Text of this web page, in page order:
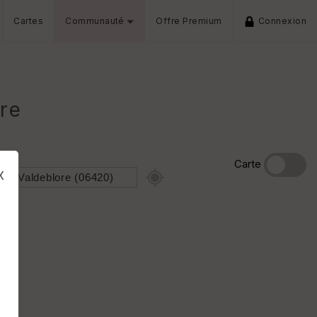
Cartes Communauté Offre Premium Connexion
Carte